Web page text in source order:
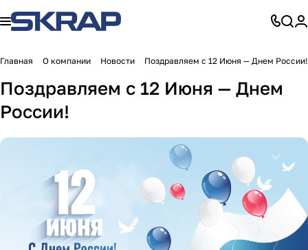
Главная О компании Новости Поздравляем с 12 Июня — Днем России!
Поздравляем с 12 Июня — Днем
России!